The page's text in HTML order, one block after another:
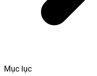
Mục lục